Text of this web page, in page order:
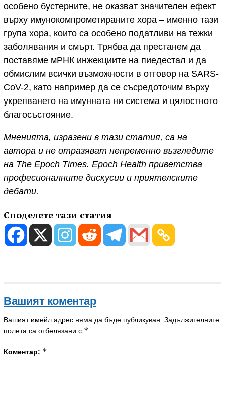
особено бустерните, не оказват значителен ефект
върху имунокомпрометираните хора – именно тази
група хора, които са особено податливи на тежки
заболявания и смърт. Трябва да престанем да
поставяме мРНК инжекциите на пиедестал и да
обмислим всички възможности в отговор на SARS-
CoV-2, като например да се съсредоточим върху
укрепването на имунната ни система и цялостното
благосъстояние.
Мненията, изразени в тази статия, са на
автора и не отразяват непременно възгледите
на The Epoch Times. Epoch Health приветства
професионалните дискусии и приятелските
дебати.
Споделете тази статия
Вашият коментар
Вашият имейл адрес няма да бъде публикуван. Задължителните
полета са отбелязани с *
Коментар: *